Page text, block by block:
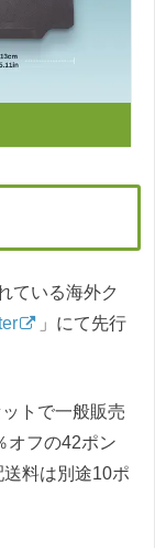
ている海外ク
」にて先行
トで一般販売
オフの42ポン
料は別途10ポ